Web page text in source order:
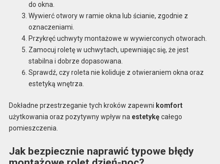
do okna.
Wywierć otwory w ramie okna lub ścianie, zgodnie z
oznaczeniami.
Przykręć uchwyty montażowe w wywierconych otworach.
Zamocuj roletę w uchwytach, upewniając się, że jest
stabilna i dobrze dopasowana.
Sprawdź, czy roleta nie koliduje z otwieraniem okna oraz
estetyką wnętrza.
Dokładne przestrzeganie tych kroków zapewni komfort
użytkowania oraz pozytywny wpływ na estetykęcałego
pomieszczenia.
Jak bezpiecznie naprawić typowe błędy